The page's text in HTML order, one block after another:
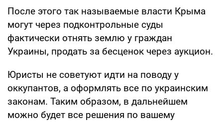
После этого так называемые власти Крыма
могут через подконтрольные суды
фактически отнять землю у граждан
Украины, продать за бесценок через аукцион.
Юристы не советуют идти на поводу у
оккупантов, а оформлять все по украинским
законам. Таким образом, в дальнейшем
можно будет все решения по вашему